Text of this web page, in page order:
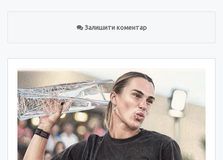
Залишити коментар